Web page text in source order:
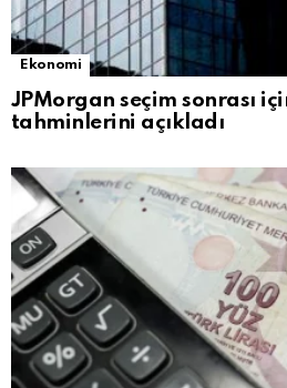
Ekonomi
JPMorgan seçim sonrası
tahminlerini açıkladı